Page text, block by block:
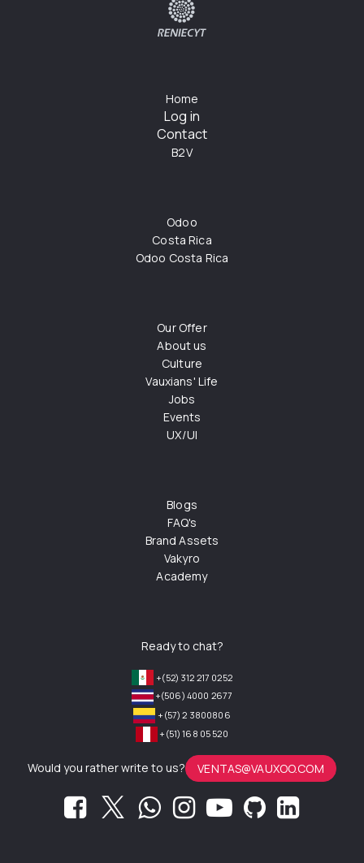
Home
Log in
Contact
B2V
Odoo
Costa Rica
Odoo Costa Rica
Our Offer
About us
Culture
Vauxians' Life
Jobs
Events
UX/UI
Blogs
FAQ's
Brand Assets
Vakyro
Academy
Ready to chat?
+(52) 312 217 0252
+(506) 4000 2677
+(57) 2 3800806
+(51) 168 05 520
Would you rather write to us? VENTAS@VAUXOO.COM